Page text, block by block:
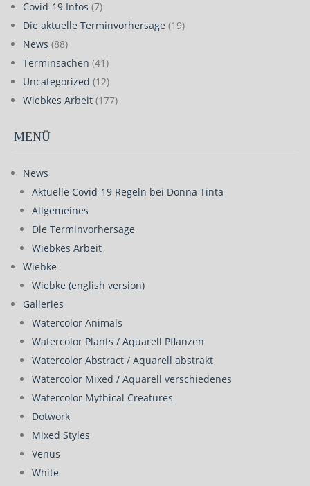
Covid-19 Infos (7)
Die aktuelle Terminvorhersage (19)
News (88)
Terminsachen (41)
Uncategorized (12)
Wiebkes Arbeit (177)
MENÜ
News
Aktuelle Covid-19 Regeln bei Donna Tinta
Allgemeines
Die Terminvorhersage
Wiebkes Arbeit
Wiebke
Wiebke (english version)
Galleries
Watercolor Animals
Watercolor Plants / Aquarell Pflanzen
Watercolor Abstract / Aquarell abstrakt
Watercolor Mixed / Aquarell verschiedenes
Watercolor Mythical Creatures
Dotwork
Mixed Styles
Venus
White